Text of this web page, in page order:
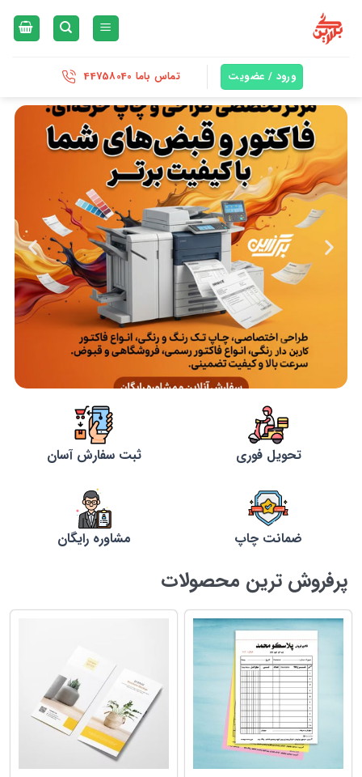
ورود / عضویت تماس باما 44758040
تحویل فوری ثبت سفارش آسان
ضمانت چاپ مشاوره رایگان
پرفروش ترین محصولات